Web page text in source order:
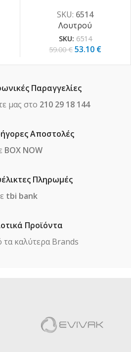
SKU: 6514
Λουτρού
SKU: 6514
59.00€ 53.10 €
Παραγγελίες
μας στο 210 29 18 144
Αποστολές
BOX NOW
Πληρωμές
tbi bank
Προϊόντα
τα καλύτερα Βrands